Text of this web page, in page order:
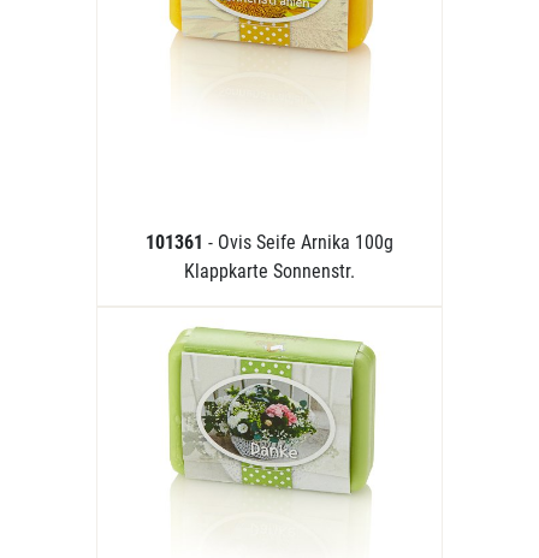
101361 - Ovis Seife Arnika 100g
Klappkarte Sonnenstr.